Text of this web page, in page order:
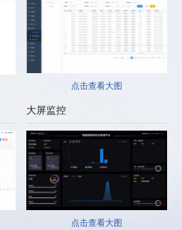
点击查看大图
大屏监控
点击查看大图